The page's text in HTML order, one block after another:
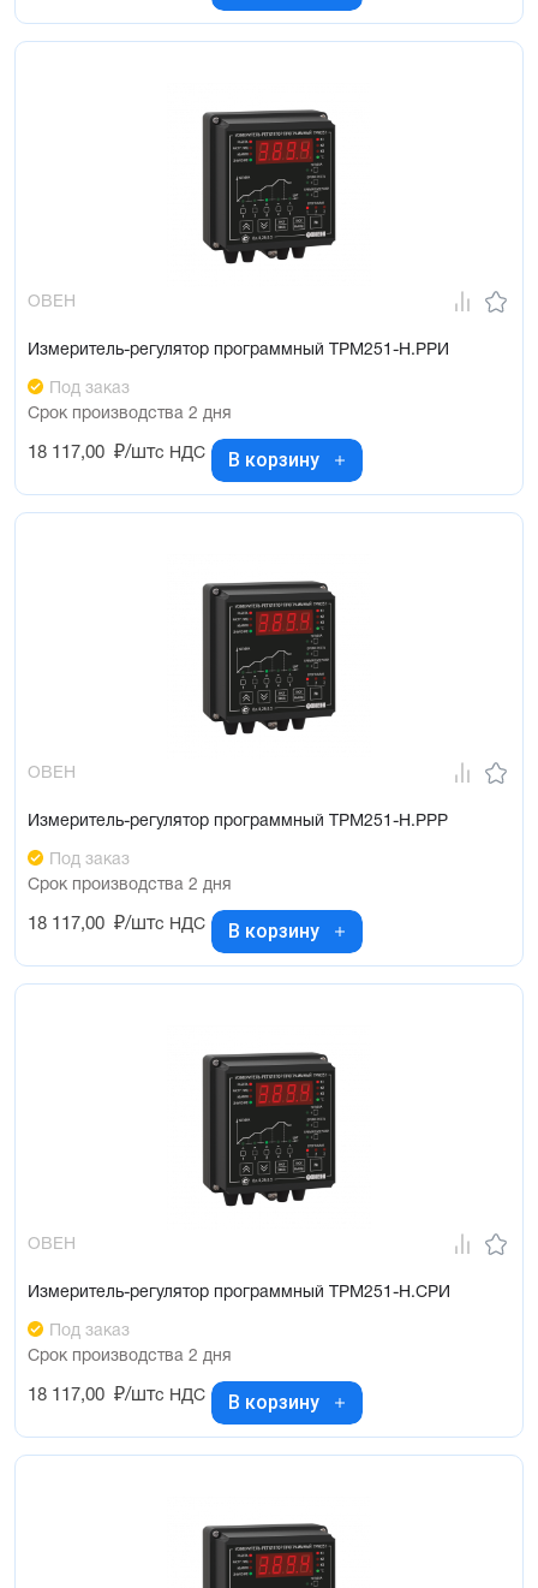
ОВЕН
Измеритель-регулятор программный ТРМ251-Н.РРИ
Под заказ
Срок производства 2 дня
18 117,00 ₽/штс НДС В корзину
ОВЕН
Измеритель-регулятор программный ТРМ251-Н.РРР
Под заказ
Срок производства 2 дня
18 117,00 ₽/штс НДС В корзину
ОВЕН
Измеритель-регулятор программный ТРМ251-Н.СРИ
Под заказ
Срок производства 2 дня
18 117,00 ₽/штс НДС В корзину